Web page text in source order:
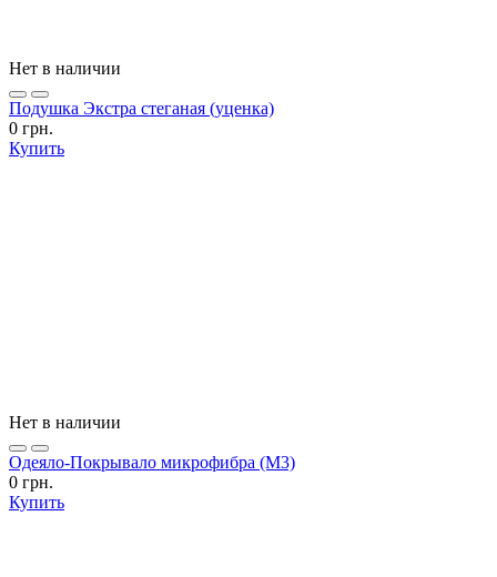
Нет в наличии
Подушка Экстра стеганая (уценка)
0 грн.
Купить
Нет в наличии
Одеяло-Покрывало микрофибра (М3)
0 грн.
Купить